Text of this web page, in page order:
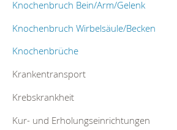
Knochenbruch Bein/Arm/Gelenk
Knochenbruch Wirbelsäule/Becken
Knochenbrüche
Krankentransport
Krebskrankheit
Kur- und Erholungseinrichtungen